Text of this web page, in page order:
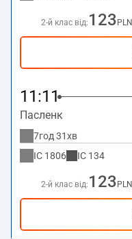
2-й клас від: 123 PLN
11:11
Пасленк
7год 31хв
IC 1806 IC 134
2-й клас від: 123 PLN